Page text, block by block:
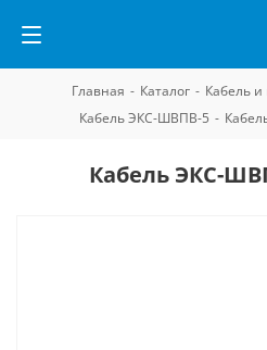
Главная - Каталог - Кабель и
Кабель ЭКС-ШВПВ-5 -
Кабель ЭКС-